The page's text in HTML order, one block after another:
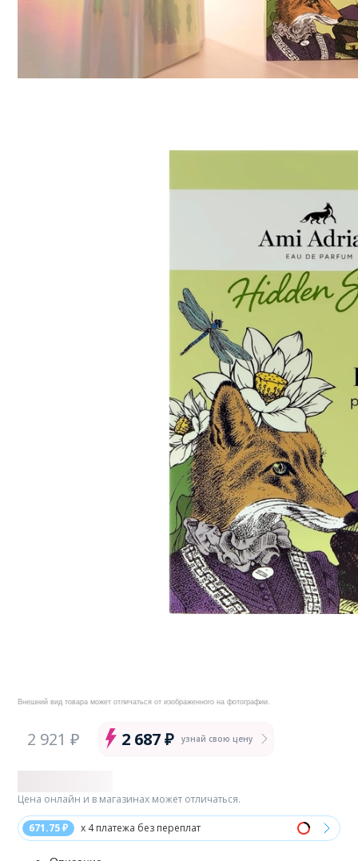
Внешний вид товара может отличаться от изображенного на фотографии.
2 921 ₽ 2 687 ₽ узнай свою цену
671.75 ₽ x 4 платежа без переплат
Цена онлайн и в магазинах может отличаться.